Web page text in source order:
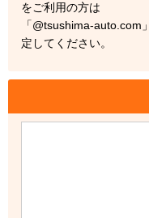
をご利用の方は
「@tsushima-auto.com
定してください。